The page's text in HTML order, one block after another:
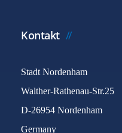
Kontakt
Stadt Nordenham
Walther-Rathenau-Str.25
D-26954 Nordenham
Germany